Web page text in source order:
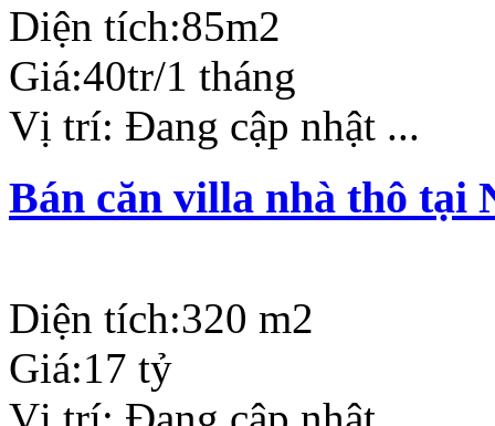
Diện tích:85m2
Giá:40tr/1 tháng
Vị trí: Đang cập nhật ...
Bán căn villa nhà thô tại
Diện tích:320 m2
Giá:17 tỷ